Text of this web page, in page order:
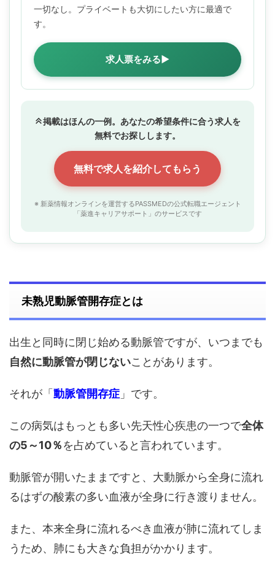
一切なし。プライベートも大切にしたい方に最適で
す。
求人票をみる▶
掲載はほんの一例。あなたの希望条件に合う求人を
無料でお探しします。
無料で求人を紹介してもらう
※ 新薬情報オンラインを運営するPASSMEDの公式転職エージェント
「薬進キャリアサポート」のサービスです
未熟児動脈管開存症とは
出生と同時に閉じ始める動脈管ですが、いつまでも
自然に動脈管が閉じないことがあります。
それが「動脈管開存症 」です。
この病気はもっとも多い先天性心疾患の一つで全体
の5～10％を占めていると言われています。
動脈管が開いたままですと、大動脈から全身に流れ
るはずの酸素の多い血液が全身に行き渡りません。
また、本来全身に流れるべき血液が肺に流れてしま
うため、肺にも大きな負担がかかります。